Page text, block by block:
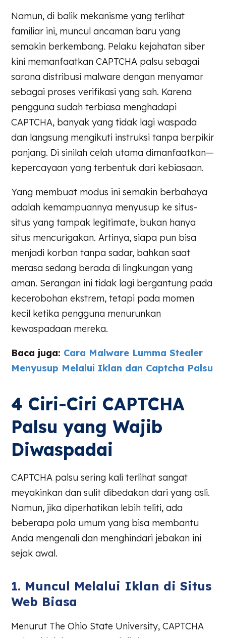
Namun, di balik mekanisme yang terlihat
familiar ini, muncul ancaman baru yang
semakin berkembang. Pelaku kejahatan siber
kini memanfaatkan CAPTCHA palsu sebagai
sarana distribusi malware dengan menyamar
sebagai proses verifikasi yang sah. Karena
pengguna sudah terbiasa menghadapi
CAPTCHA, banyak yang tidak lagi waspada
dan langsung mengikuti instruksi tanpa berpikir
panjang. Di sinilah celah utama dimanfaatkan—
kepercayaan yang terbentuk dari kebiasaan.
Yang membuat modus ini semakin berbahaya
adalah kemampuannya menyusup ke situs-
situs yang tampak legitimate, bukan hanya
situs mencurigakan. Artinya, siapa pun bisa
menjadi korban tanpa sadar, bahkan saat
merasa sedang berada di lingkungan yang
aman. Serangan ini tidak lagi bergantung pada
kecerobohan ekstrem, tetapi pada momen
kecil ketika pengguna menurunkan
kewaspadaan mereka.
Baca juga: Cara Malware Lumma Stealer
Menyusup Melalui Iklan dan Captcha Palsu
4 Ciri-Ciri CAPTCHA
Palsu yang Wajib
Diwaspadai
CAPTCHA palsu sering kali terlihat sangat
meyakinkan dan sulit dibedakan dari yang asli.
Namun, jika diperhatikan lebih teliti, ada
beberapa pola umum yang bisa membantu
Anda mengenali dan menghindari jebakan ini
sejak awal.
1. Muncul Melalui Iklan di Situs
Web Biasa
Menurut The Ohio State University, CAPTCHA